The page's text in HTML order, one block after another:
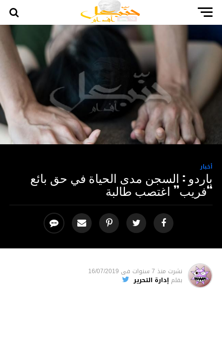
أخبار
باردو : السجن مدى الحياة في حق بائع
“فريب” اغتصب طالبة
نشرت منذ 7 سنوات فى 16/07/2019
بقلم إدارة التحرير